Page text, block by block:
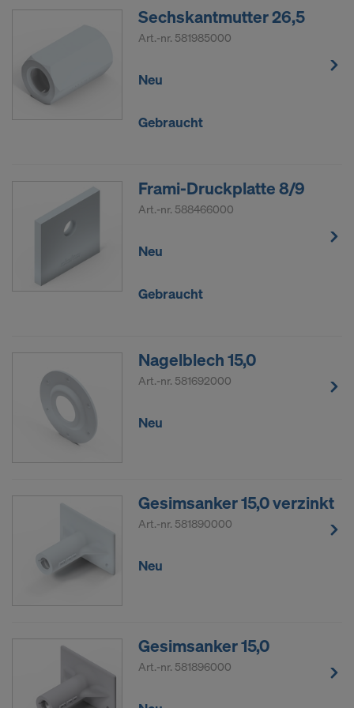
Sechskantmutter 26,5
Art.-nr. 581985000
Neu
Gebraucht
Frami-Druckplatte 8/9
Art.-nr. 588466000
Neu
Gebraucht
Nagelblech 15,0
Art.-nr. 581692000
Neu
Gesimsanker 15,0 verzinkt
Art.-nr. 581890000
Neu
Gesimsanker 15,0
Art.-nr. 581896000